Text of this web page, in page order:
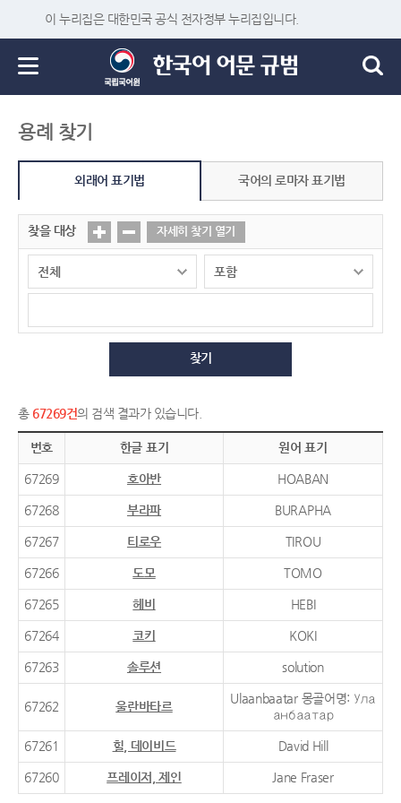
이 누리집은 대한민국 공식 전자정부 누리집입니다.
용례 찾기
외래어 표기법 국어의 로마자 표기법
찾을 대상 자세히 찾기 열기
찾기
총 67269건의 검색 결과가 있습니다.
번호 한글 표기 원어 표기
67269 호아반 HOABAN
67268 부라파 BURAPHA
67267 티로우 TIROU
67266 도모 TOMO
67265 헤비 HEBI
67264 코키 KOKI
67263 솔루션 solution
67262 울란바타르
Ulaanbaatar 몽골어명: Ула
анбаатар
67261 힐, 데이비드 David Hill
67260 프레이저, 제인 Jane Fraser